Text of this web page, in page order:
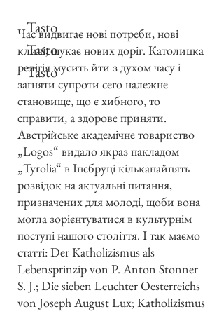
Час видвигає нові потреби, нові
кличі, шукає нових доріг. Католицка
релігія мусить йти з духом часу і
загняти супроти сего належне
становище, що є хибного, то
справити, а здорове приняти.
Австрійське академічне товариство
„Logos“ видало якраз накладом
„Tyrolia“ в Інсбруці кільканайцять
розвідок на актуальні питання,
призначених для молоді, щоби вона
могла зорієнтуватися в культурнім
поступі нашого століття. І так маємо
статті: Der Katholizismus als
Lebensprinzip von P. Anton Stonner
S. J.; Die sieben Leuchter Oesterreichs
von Joseph August Lux; Katholizismus
Tasto
Tasto
Tasto